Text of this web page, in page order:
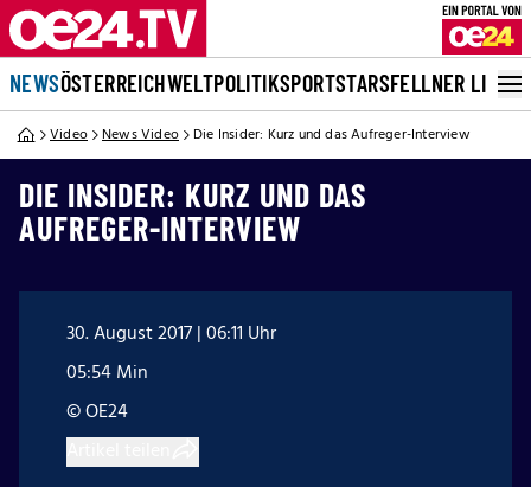
NEWSÖSTERREICHWELTPOLITIKSPORTSTARSFELLNER LIVE
Video News Video Die Insider: Kurz und das Aufreger-Interview
DIE INSIDER: KURZ UND DAS
AUFREGER-INTERVIEW
30. August 2017 | 06:11 Uhr
05:54 Min
© OE24